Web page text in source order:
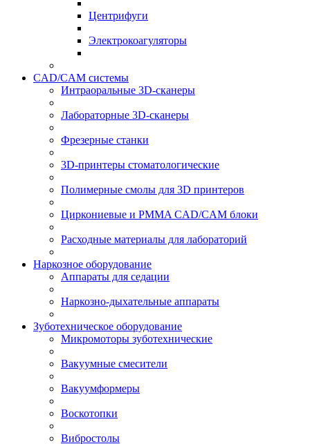
Центрифуги
Электрокоагуляторы
CAD/CAM системы
Интраоральные 3D-сканеры
Лабораторные 3D-сканеры
Фрезерные станки
3D-принтеры стоматологические
Полимерные смолы для 3D принтеров
Циркониевые и PMMA CAD/CAM блоки
Расходные материалы для лабораторий
Наркозное оборудование
Аппараты для седации
Наркозно-дыхательные аппараты
Зуботехническое оборудование
Микромоторы зуботехнические
Вакуумные смесители
Вакуумформеры
Воскотопки
Вибростолы